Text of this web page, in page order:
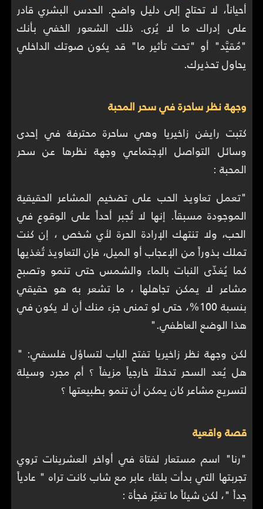
أحياناً، لا تحتاج إلى دليل واضح. الحدس البشري قادر
على إدراك ما لا يُرى. ذلك الشعور الخفي بأنك
"مُقيَّد" أو "تحت تأثير ما" قد يكون صوتك الداخلي
يحاول تحذيرك.
وجهة نظر ساحرة في سحر المحبة
كتبت رايفن زاخيريا وهي ساحرة محترفة في إحدى
وسائل التواصل الإجتماعي وجهة نظرها عن سحر
المحبة :
"تعمل تعاويذ الحب على تضخيم المشاعر الحقيقية
الموجودة مسبقاً. إنها لا تُجبر أحداً على الوقوع في
الحب، ولا تنتهك الإرادة الحرة لأي شخص ، إن كنت
تملك بذوراً من الإعجاب أو الميل، فإن التعاويذ تُغذيها
كما يُغذّى النبات بالماء والشمس حتى تنمو وتصبح
مشاعر لا يمكن تجاهلها ، ما تشعر به هو حقيقي
بنسبة 100%، حتى لو تمنى جزء منك أن لا يكون في
هذا الوضع العاطفي."
لكن وجهة نظر زاخيريا تفتح الباب لتساؤل فلسفي: "
هل يُعد السحر تدخلاً خارجياً مزيفاً ؟ أم مجرد وسيلة
لتسريع مشاعر كان يمكن أن تنمو بطبيعتها ؟
قصة واقعية
"رنا" اسم مستعار لفتاة في أواخر العشرينات تروي
تجربتها التي بدأت بلقاء عابر مع شاب كانت تراه " عادياً
جداً "، لكن شيئاً ما تغيّر فجأة :